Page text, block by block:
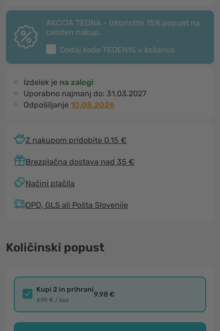
AKCIJA TEDNA - Izkoristite 15% popust na
celoten nakup.
Dodaj kodo TEDEN15 v košarico
Izdelek je na zalogi
Uporabno najmanj do: 31.03.2027
Odpošiljanje 10.08.2026
Z nakupom pridobite 0.15 €
Brezplačna dostava nad 35 €
Načini plačila
DPD, GLS ali Pošta Slovenije
Količinski popust
Kupi 2 in prihrani
4.99 € / kos
9.98 €